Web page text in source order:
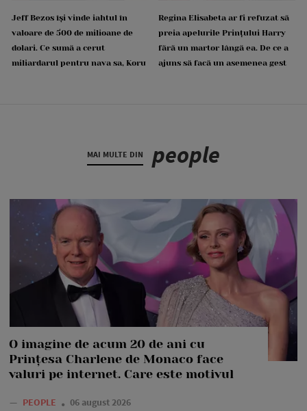
Jeff Bezos își vinde iahtul în
valoare de 500 de milioane de
dolari. Ce sumă a cerut
miliardarul pentru nava sa, Koru
Regina Elisabeta ar fi refuzat să
preia apelurile Prințului Harry
fără un martor lângă ea. De ce a
ajuns să facă un asemenea gest
MAI MULTE DIN people
O imagine de acum 20 de ani cu
Prințesa Charlene de Monaco face
valuri pe internet. Care este motivul
— PEOPLE 06 august 2026